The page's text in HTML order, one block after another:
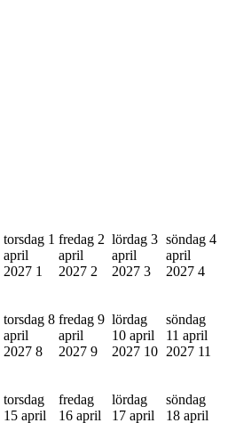
torsdag 1
april
2027 1
fredag 2
april
2027 2
lördag 3
april
2027 3
söndag 4
april
2027 4
torsdag 8
april
2027 8
fredag 9
april
2027 9
lördag
10 april
2027 10
söndag
11 april
2027 11
torsdag
15 april
fredag
16 april
lördag
17 april
söndag
18 april